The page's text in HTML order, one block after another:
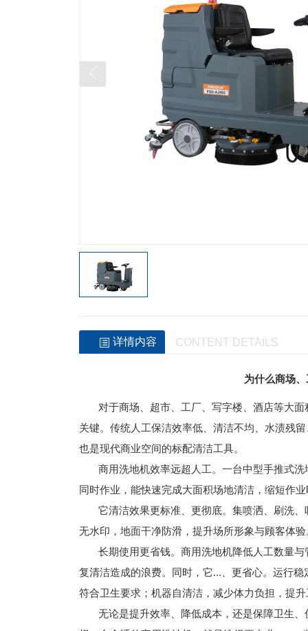
详情内容 CONTENT DETAILS
为什么商场
对于商场、超市、工厂、写字楼、酒店等大面
关键。传统人工保洁效率低、清洁不均、水渍残
也是现代商业空间的标配清洁工具。
商用洗地机效率远超人工。一台中型手推式洗
同时作业，能快速完成大面积场地清洁，缩短作
它清洁效果更标准、更彻底。集喷洒、刷洗、
无水印，地面干净防滑，提升场所形象与顾客体
长期使用更省钱。商用洗地机降低人工数量与
复清洁造成的浪费。同时，它...、更省心。运行
符合卫生要求；机器自清洁，减少体力负担，提
无论是提升效率、降低成本，还是保障卫生、